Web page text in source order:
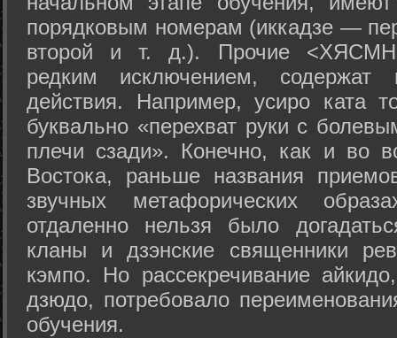
порядковым номерам (иккадзе —
второй и т. д.). Прочие
редким исключением, содержат
действия. Например, усиро ката
буквально «перехват руки с
плечи сзади». Конечно, как и во
Востока, раньше названия
звучных метафорических
отдаленно нельзя было
кланы и дзэнские священники
кэмпо. Но рассекречивание
дзюдо, потребовало
обучения.